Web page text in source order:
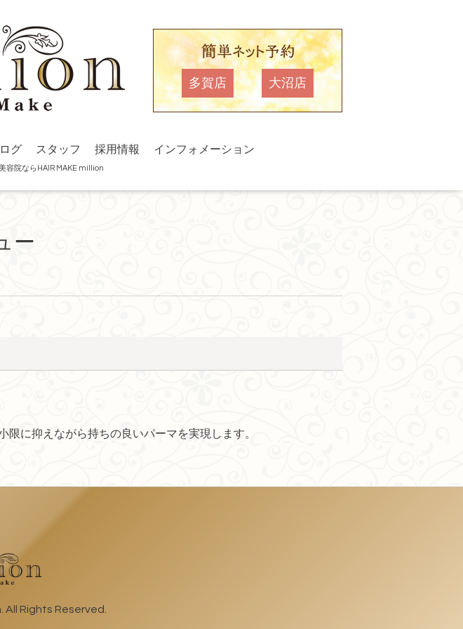
多賀店 大沼店
グ スタッフ 採用情報 インフォメーション
容院ならHAIR MAKE million
ー
に抑えながら持ちの良いパーマを実現します。
. All Rights Reserved.